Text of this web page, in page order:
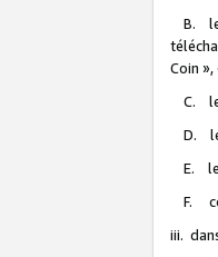
B. le
Coin
C. le
D. le
E. le
F.
iii.